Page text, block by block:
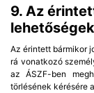
9. Az
lehetőségek
Az érintett bármikor
rá vonatkozó
az ÁSZF-ben
törlésének kérésére